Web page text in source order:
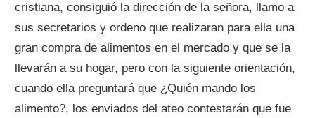
cristiana, consiguió la dirección de la señora, llamo a
sus secretarios y ordeno que realizaran para ella una
gran compra de alimentos en el mercado y que se la
llevarán a su hogar, pero con la siguiente orientación,
cuando ella preguntará que ¿Quién mando los
alimento?, los enviados del ateo contestarán que fue